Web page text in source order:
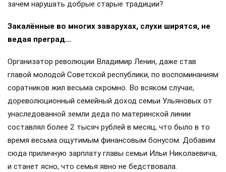
зачем нарушать добрые старые традиции?
Закалённые во многих заварухах, слухи ширятся, не
ведая преград…
Организатор революции Владимир Ленин, даже став
главой молодой Советской республики, по воспоминаниям
соратников жил весьма скромно. Во всяком случае,
дореволюционный семейный доход семьи Ульяновых от
унаследованной земли деда по материнской линии
составлял более 2 тысяч рублей в месяц, что было в то
время весьма ощутимым финансовым бонусом. Добавим
сюда приличную зарплату главы семьи Ильи Николаевича,
и станет ясно, что семья явно не бедствовала.